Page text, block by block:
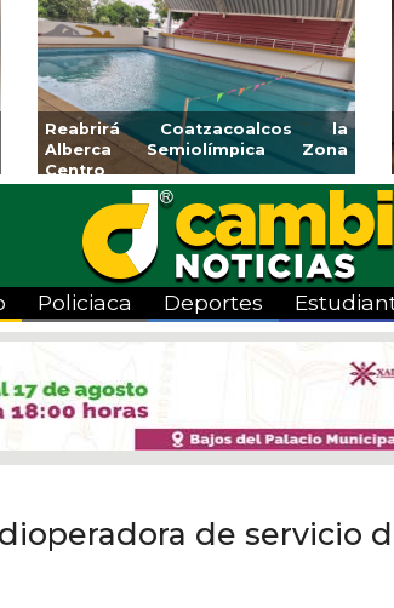
Coatzacoalcos la
Alberca Semiolímpica Zona
a
Viva”
Policiaca Deportes
de servicio